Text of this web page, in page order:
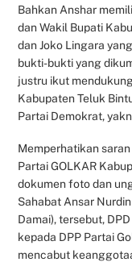
Bahkan Anshar
dan Wakil Bupati
dan Joko Lingara
bukti-bukti yang
justru ikut
Kabupaten Teluk
Partai Demokrat,
Memperhatikan
Partai GOLKAR
dokumen foto dan
Sahabat Ansar
Damai), tersebut,
kepada DPP Partai
mencabut